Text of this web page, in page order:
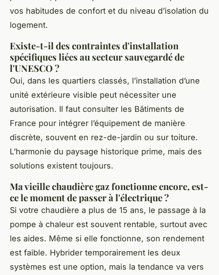
vos habitudes de confort et du niveau d’isolation du
logement.
Existe-t-il des contraintes d'installation
spécifiques liées au secteur sauvegardé de
l'UNESCO ?
Oui, dans les quartiers classés, l’installation d’une
unité extérieure visible peut nécessiter une
autorisation. Il faut consulter les Bâtiments de
France pour intégrer l’équipement de manière
discrète, souvent en rez-de-jardin ou sur toiture.
L’harmonie du paysage historique prime, mais des
solutions existent toujours.
Ma vieille chaudière gaz fonctionne encore, est-
ce le moment de passer à l'électrique ?
Si votre chaudière a plus de 15 ans, le passage à la
pompe à chaleur est souvent rentable, surtout avec
les aides. Même si elle fonctionne, son rendement
est faible. Hybrider temporairement les deux
systèmes est une option, mais la tendance va vers